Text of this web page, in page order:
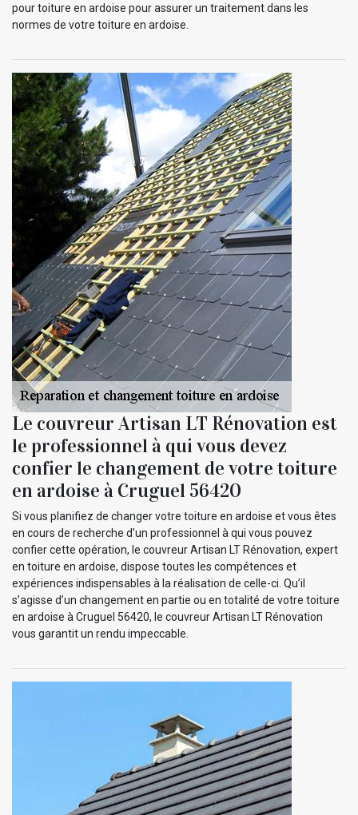
pour toiture en ardoise pour assurer un traitement dans les
normes de votre toiture en ardoise.
Le couvreur Artisan LT Rénovation est
le professionnel à qui vous devez
confier le changement de votre toiture
en ardoise à Cruguel 56420
Si vous planifiez de changer votre toiture en ardoise et vous êtes
en cours de recherche d’un professionnel à qui vous pouvez
confier cette opération, le couvreur Artisan LT Rénovation, expert
en toiture en ardoise, dispose toutes les compétences et
expériences indispensables à la réalisation de celle-ci. Qu’il
s’agisse d’un changement en partie ou en totalité de votre toiture
en ardoise à Cruguel 56420, le couvreur Artisan LT Rénovation
vous garantit un rendu impeccable.